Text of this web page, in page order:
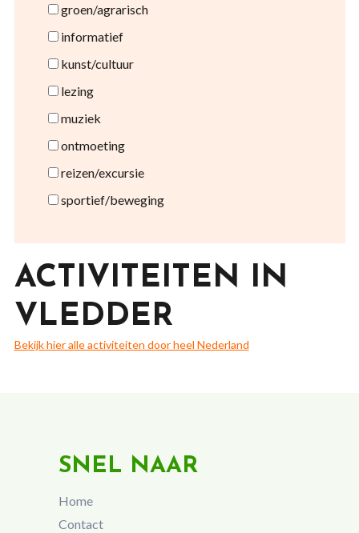
groen/agrarisch
informatief
kunst/cultuur
lezing
muziek
ontmoeting
reizen/excursie
sportief/beweging
ACTIVITEITEN IN
VLEDDER
Bekijk hier alle activiteiten door heel Nederland
SNEL NAAR
Home
Contact